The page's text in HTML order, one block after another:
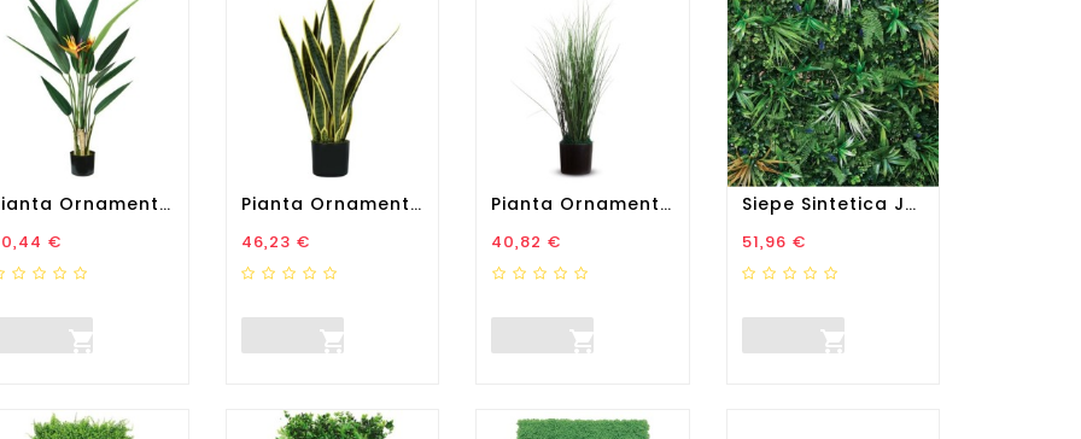
Pianta Ornamentale...
€

Pianta Ornamentale...
Prezzo
46,23 €

Pianta Ornamentale - Erba -...
Prezzo
40,82 €

Siepe Sintetica Jungle...
Prezzo
51,96 €
